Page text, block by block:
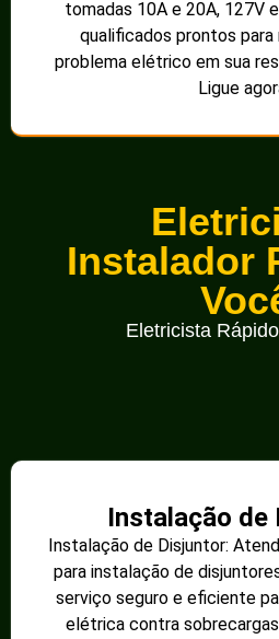
tomadas 10A e 20A, 127V
qualificados prontos para
problema elétrico em sua
Ligue
Instalador
Eletricista
Instalação de
Instalação de Disjuntor:
para instalação de
serviço seguro e eficiente
elétrica contra